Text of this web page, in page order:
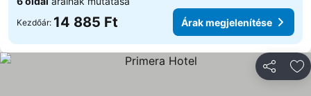
Kezdőár: 14 885 Ft Árak megjelenítése